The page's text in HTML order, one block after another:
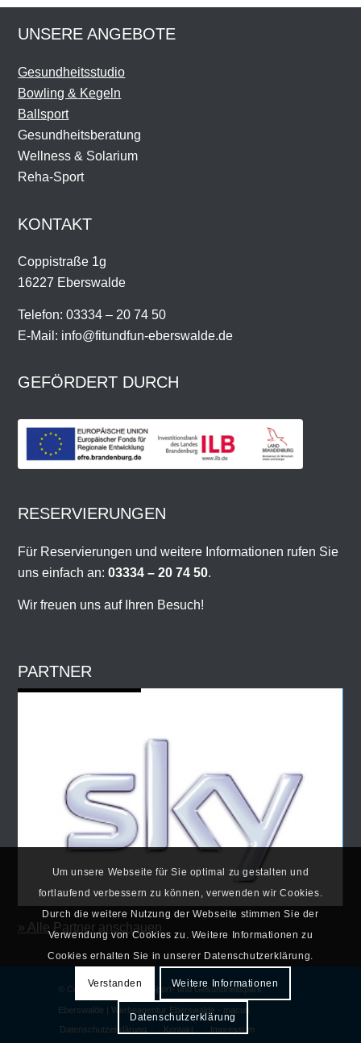
UNSERE ANGEBOTE
Gesundheitsstudio
Bowling & Kegeln
Ballsport
Gesundheitsberatung
Wellness & Solarium
Reha-Sport
KONTAKT
Coppistraße 1g
16227 Eberswalde
Telefon: 03334 – 20 74 50
E-Mail: info@fitundfun-eberswalde.de
GEFÖRDERT DURCH
RESERVIERUNGEN
Für Reservierungen und weitere Informationen rufen Sie
uns einfach an:03334 – 20 74 50.
Wir freuen uns auf Ihren Besuch!
PARTNER
» Alle Partner anschauen
© Copyright - Fit & Fun Sport- und Gesundheitspark
Eberswalde |Werbeagentur Eberswalde - macuti.
Datenschutzerklärung
Kontakt Impressum
Um unsere Webseite für Sie optimal zu gestalten und
fortlaufend verbessern zu können, verwenden wir Cookies.
Durch die weitere Nutzung der Webseite stimmen Sie der
Verwendung von Cookies zu. Weitere Informationen zu
Cookies erhalten Sie in unserer Datenschutzerklärung.
Verstanden Weitere Informationen
Datenschutzerklärung